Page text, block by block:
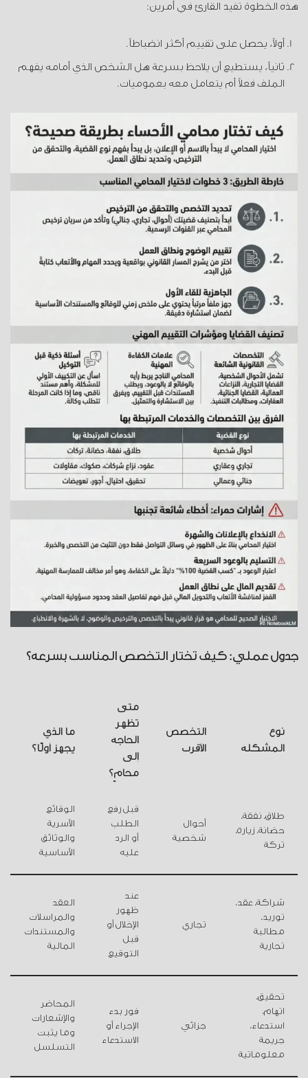
هذه الخطوة تفيد القارئ في أمرين:
أولاً، يحصل على تقييم أكثر انضباطاً.
ثانياً، يستطيع أن يلاحظ بسرعة هل الشخص الذي أمامه يفهم
الملف فعلاً أم يتعامل معه بعموميات.
جدول عملي: كيف تختار التخصص المناسب بسرعة؟
نوع
المشكلة
التخصص
الأقرب
متى
تظهر
الحاجة
إلى
محامٍ؟
ما الذي
يجهز أولًا؟
طلاق، نفقة،
حضانة، زيارة،
تركة
أحوال
شخصية
قبل رفع
الطلب
أو الرد
عليه
الوقائع
الأسرية
والوثائق
الأساسية
شراكة، عقد،
توريد،
مطالبة
تجارية
تجاري
عند
ظهور
الإخلال أو
قبل
التوقيع
العقد
والمراسلات
والمستندات
المالية
تحقيق،
اتهام،
استدعاء،
جريمة
معلوماتية
جزائي
فور بدء
الإجراء أو
الاستدعاء
المحاضر
والإشعارات
وما يثبت
التسلسل